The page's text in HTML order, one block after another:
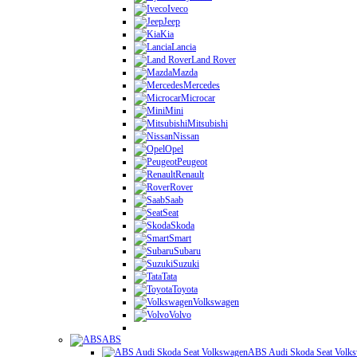
Iveco
Jeep
Kia
Lancia
Land Rover
Mazda
Mercedes
Microcar
Mini
Mitsubishi
Nissan
Opel
Peugeot
Renault
Rover
Saab
Seat
Skoda
Smart
Subaru
Suzuki
Tata
Toyota
Volkswagen
Volvo
ABS
ABS Audi Skoda Seat